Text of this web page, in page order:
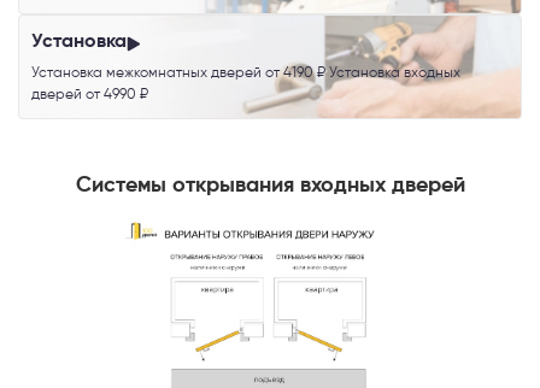
Установка
Установка межкомнатных дверей от 4190 ₽ Установка входных
дверей от 4990 ₽
Системы открывания входных дверей